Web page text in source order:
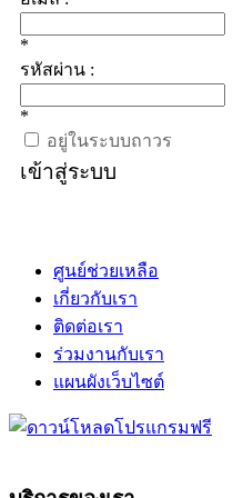
*
รหัสผ่าน :
*
อยู่ในระบบถาวร
เข้าสู่ระบบ
ศูนย์ช่วยเหลือ
เกี่ยวกับเรา
ติดต่อเรา
ร่วมงานกับเรา
แผนผังเว็บไซต์